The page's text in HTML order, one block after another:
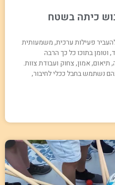
פעילות ערכית, משמעותית
בתוכו כל כך הרבה
אמון, צחוק ועבודת צוות.
נשתמש בחבל ככלי לחיבור,